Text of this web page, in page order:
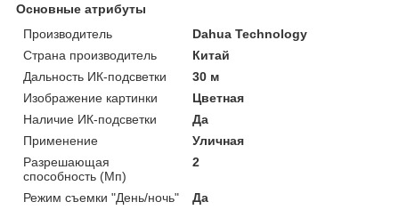
Основные атрибуты
Производитель
Dahua Technology
Страна производитель
Китай
Дальность ИК-подсветки
30 м
Изображение картинки
Цветная
Наличие ИК-подсветки
Да
Применение
Уличная
Разрешающая
способность (Мп)
2
Режим съемки "День/ночь"
Да